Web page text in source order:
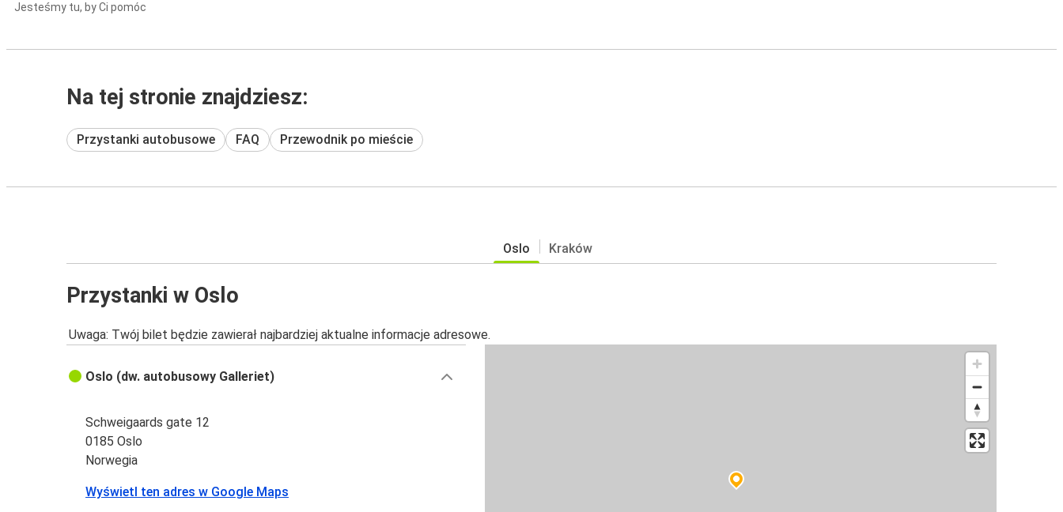
Jesteśmy tu, by Ci pomóc
Na tej stronie znajdziesz:
Przystanki autobusowe FAQ Przewodnik po mieście
Oslo Kraków
Przystanki w Oslo
Uwaga: Twój bilet będzie zawierał najbardziej aktualne informacje adresowe.
Oslo (dw. autobusowy Galleriet)
Schweigaards gate 12
0185 Oslo
Norwegia
Wyświetl ten adres w Google Maps